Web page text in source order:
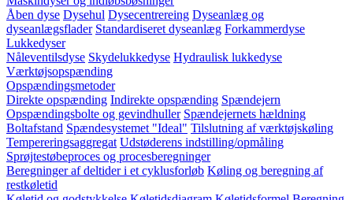
Åben dyse Dysehul Dysecentrereing Dyseanlæg og
dyseanlægsflader Standardiseret dyseanlæg Forkammerdyse
Lukkedyser
Nåleventilsdyse Skydelukkedyse Hydraulisk lukkedyse
Værktøjsopspænding
Opspændingsmetoder
Direkte opspænding Indirekte opspænding Spændejern
Opspændingsbolte og gevindhuller Spændejernets hældning
Boltafstand Spændesystemet "Ideal" Tilslutning af værktøjskøling
Tempereringsaggregat Udstøderens indstilling/opmåling
Sprøjtestøbeproces og procesberegninger
Beregninger af deltider i et cyklusforløb Køling og beregning af
restkøletid